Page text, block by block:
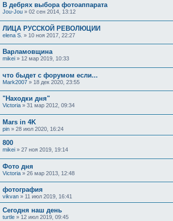
В дебрях выбора фотоаппарата
Jou-Jou » 02 сен 2014, 13:12
ЛИЦА РУССКОЙ РЕВОЛЮЦИИ
elena S. » 10 ноя 2017, 22:27
Варламовщина
mikei » 12 мар 2019, 10:33
что быдет с форумом если...
Mark2007 » 18 дек 2020, 23:55
"Находки дня"
Victoria » 31 мар 2012, 09:34
Mars in 4K
pin » 28 июл 2020, 16:24
800
mikei » 27 ноя 2019, 19:14
Фото дня
Victoria » 26 мар 2013, 12:48
фотография
vikvan » 11 июл 2019, 16:41
Сегодня наш день
turtle » 12 июл 2019, 09:45